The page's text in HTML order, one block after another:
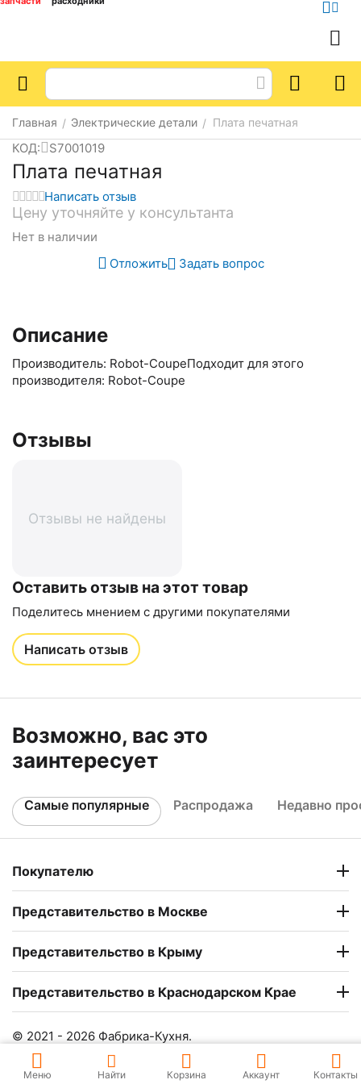
Главная / Электрические детали / Плата печатная
КОД: S7001019
Плата печатная
Написать отзыв
Цену уточняйте у консультанта
Нет в наличии
Отложить
Задать вопрос
Описание
Производитель: Robot-CoupeПодходит для этого
производителя: Robot-Coupe
Отзывы
Отзывы не найдены
Оставить отзыв на этот товар
Поделитесь мнением с другими покупателями
Написать отзыв
Возможно, вас это
заинтересует
Самые популярные Распродажа Недавно
Покупателю
Представительство в Москве
Представительство в Крыму
Представительство в Краснодарском Крае
© 2021 - 2026 Фабрика-Кухня.
Меню Найти Корзина Аккаунт Контакты